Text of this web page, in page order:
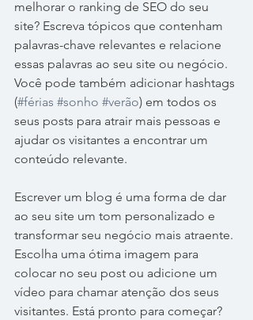
melhorar o ranking de SEO do seu
site? Escreva tópicos que contenham
palavras-chave relevantes e relacione
essas palavras ao seu site ou negócio.
Você pode também adicionar hashtags
(#férias #sonho #verão) em todos os
seus posts para atrair mais pessoas e
ajudar os visitantes a encontrar um
conteúdo relevante.
Escrever um blog é uma forma de dar
ao seu site um tom personalizado e
transformar seu negócio mais atraente.
Escolha uma ótima imagem para
colocar no seu post ou adicione um
vídeo para chamar atenção dos seus
visitantes. Está pronto para começar?